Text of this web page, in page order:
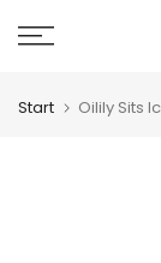
Zum
springen
Start Oilily Sits